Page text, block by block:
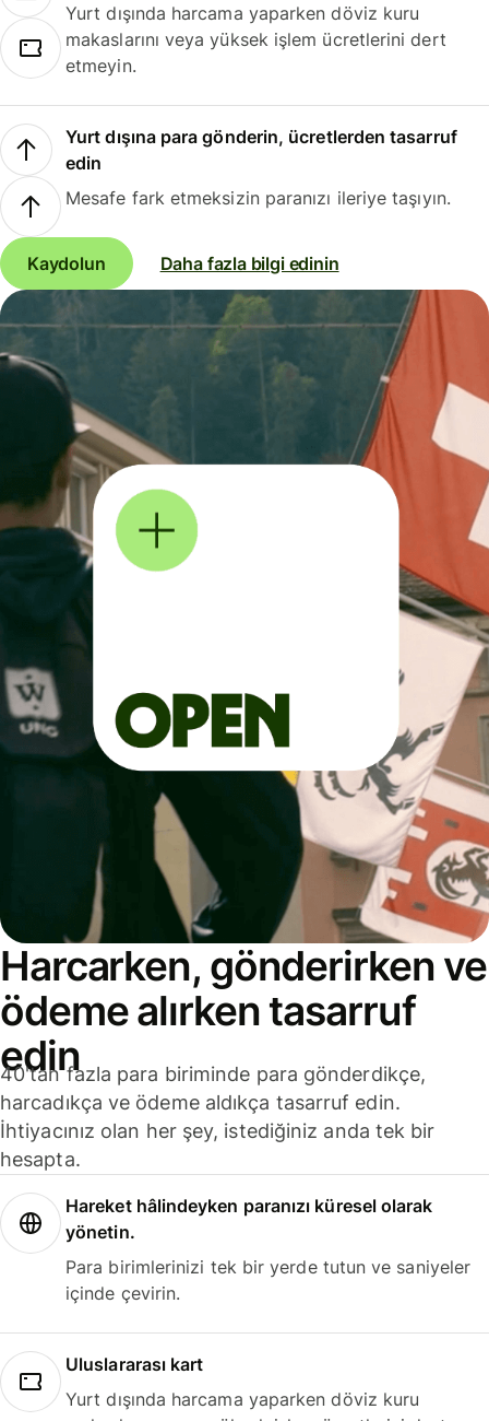
Yurt dışında harcama yaparken döviz kuru
makaslarını veya yüksek işlem ücretlerini dert
etmeyin.
Yurt dışına para gönderin, ücretlerden tasarruf
edin
Mesafe fark etmeksizin paranızı ileriye taşıyın.
Kaydolun Daha fazla bilgi edinin
Harcarken, gönderirken ve
ödeme alırken tasarruf
edin
40'tan fazla para biriminde para gönderdikçe,
harcadıkça ve ödeme aldıkça tasarruf edin.
İhtiyacınız olan her şey, istediğiniz anda tek bir
hesapta.
Hareket hâlindeyken paranızı küresel olarak
yönetin.
Para birimlerinizi tek bir yerde tutun ve saniyeler
içinde çevirin.
Uluslararası kart
Yurt dışında harcama yaparken döviz kuru